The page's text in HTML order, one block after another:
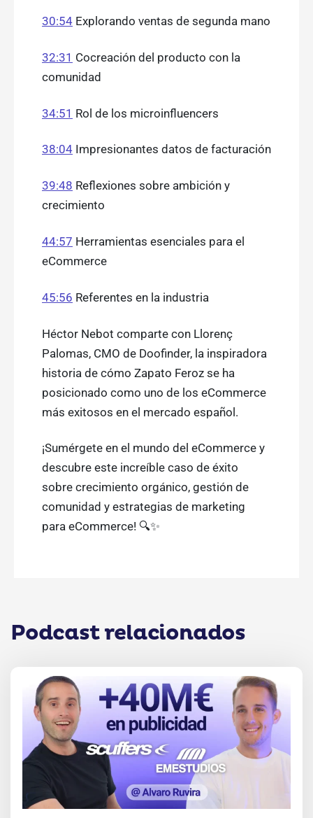
30:54 Explorando ventas de segunda mano
32:31 Cocreación del producto con la
comunidad
34:51 Rol de los microinfluencers
38:04 Impresionantes datos de facturación
39:48 Reflexiones sobre ambición y
crecimiento
44:57 Herramientas esenciales para el
eCommerce
45:56 Referentes en la industria
Héctor Nebot comparte con Llorenç
Palomas, CMO de Doofinder, la inspiradora
historia de cómo Zapato Feroz se ha
posicionado como uno de los eCommerce
más exitosos en el mercado español.
¡Sumérgete en el mundo del eCommerce y
descubre este increíble caso de éxito
sobre crecimiento orgánico, gestión de
comunidad y estrategias de marketing
para eCommerce! 🔍✨
Podcast relacionados